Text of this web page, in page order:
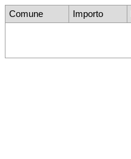
Comune Importo